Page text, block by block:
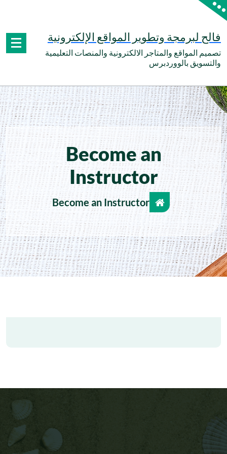
لبرمجة وتطوير المواقع الإلكترونية
المواقع والمتاجر الالكترونية والمنصات التعليمية
بالووردبرس
Become an
Instructor
Become an Instructor